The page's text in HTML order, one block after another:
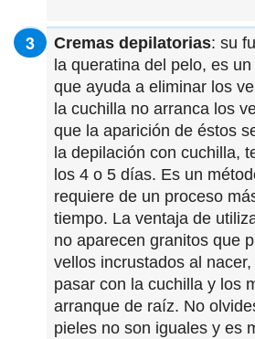
Cremas depilatorias: su
la queratina del pelo, es
que ayuda a eliminar los
la cuchilla no arranca los
que la aparición de éstos
la depilación con cuchilla,
los 4 o 5 días. Es un
requiere de un proceso
tiempo. La ventaja de
no aparecen granitos que
vellos incrustados al
pasar con la cuchilla y los
arranque de raíz. No
pieles no son iguales y es